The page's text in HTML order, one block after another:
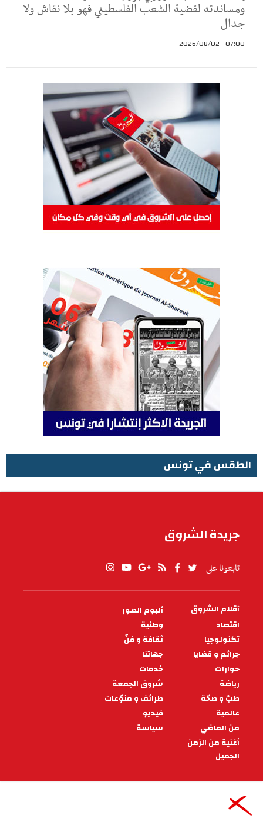
ومساندته لقضية الشعب الفلسطيني فهو بلا نقاش ولا
جدال
07:00 - 2026/08/02
الطقس في تونس
جريدة الشروق
تابعونا على
PIED
DE
PAGE
أقلام الشروق
ألبوم الصور
اقتصاد
وطنية
تكنولوجيا
ثقافة و فنّ
جرائم و قضايا
جهاتنا
حوارات
خدمات
رياضة
شروق الجمعة
طبّ و صحّة
طرائف و منوّعات
عالمية
فيديو
من الماضي
سياسة
أغنية من الزمن
الجميل